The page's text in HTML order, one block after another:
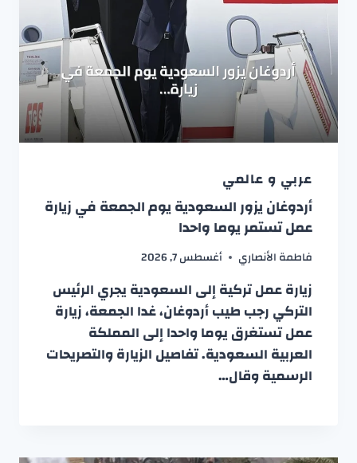
عربي و عالمي
أردوغان يزور السعودية يوم الجمعة في زيارة
عمل تستمر يوما واحدا
فاطمة الأنصاري أغسطس 7, 2026
زيارة عمل تركية إلى السعودية يجري الرئيس
التركي رجب طيب أردوغان، غدا الجمعة، زيارة
عمل تستغرق يوما واحدا إلى المملكة
العربية السعودية. تفاصيل الزيارة والتصريحات
الرسمية وقال…